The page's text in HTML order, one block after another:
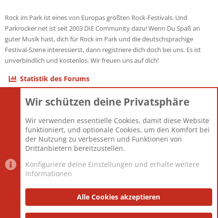
Rock im Park ist eines von Europas größten Rock-Festivals. Und
Parkrocker.net ist seit 2003 DIE Community dazu! Wenn Du Spaß an
guter Musik hast, dich für Rock im Park und die deutschsprachige
Festival-Szene interessierst, dann registriere dich doch bei uns. Es ist
unverbindlich und kostenlos. Wir freuen uns auf dich!
Statistik des Forums
Themen
Mitglieder
12.427
Neuestes Mitglied
Berlin
Datenschutzerklärung Impressum
Wir schützen deine Privatsphäre
Wir verwenden essentielle Cookies, damit diese Website
funktioniert, und optionale Cookies, um den Komfort bei
der Nutzung zu verbessern und Funktionen von
Drittanbietern bereitzustellen.
Konfiguriere deine Einstellungen und erhalte weitere
Informationen
Alle Cookies akzeptieren